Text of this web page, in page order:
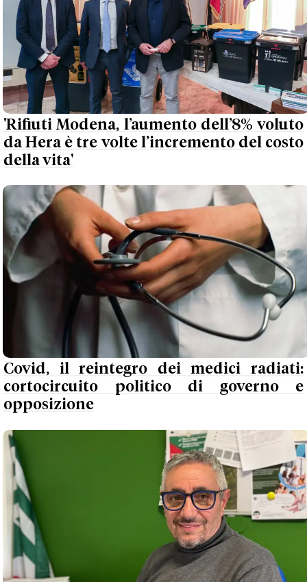
'Rifiuti Modena, l’aumento dell’8% voluto
da Hera è tre volte l’incremento del costo
della vita'
Covid, il reintegro dei medici radiati:
cortocircuito politico di governo e
opposizione